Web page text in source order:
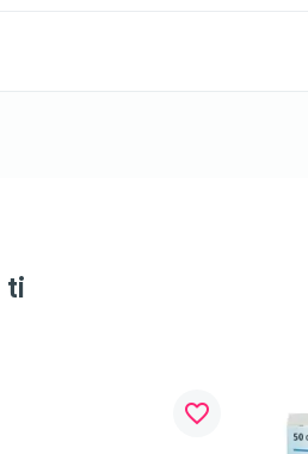
ti
favorite_border